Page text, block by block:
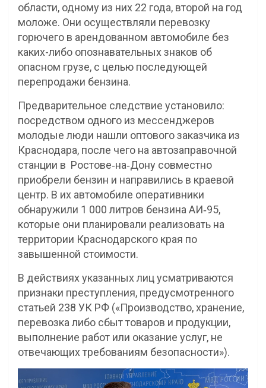
области, одному из них 22 года, второй на год
моложе. Они осуществляли перевозку
горючего в арендованном автомобиле без
каких-либо опознавательных знаков об
опасном грузе, с целью последующей
перепродажи бензина.
Предварительное следствие установило:
посредством одного из мессенджеров
молодые люди нашли оптового заказчика из
Краснодара, после чего на автозаправочной
станции в Ростове‑на‑Дону совместно
приобрели бензин и направились в краевой
центр. В их автомобиле оперативники
обнаружили 1 000 литров бензина АИ‑95,
которые они планировали реализовать на
территории Краснодарского края по
завышенной стоимости.
В действиях указанных лиц усматриваются
признаки преступления, предусмотренного
статьей 238 УК РФ («Производство, хранение,
перевозка либо сбыт товаров и продукции,
выполнение работ или оказание услуг, не
отвечающих требованиям безопасности»).